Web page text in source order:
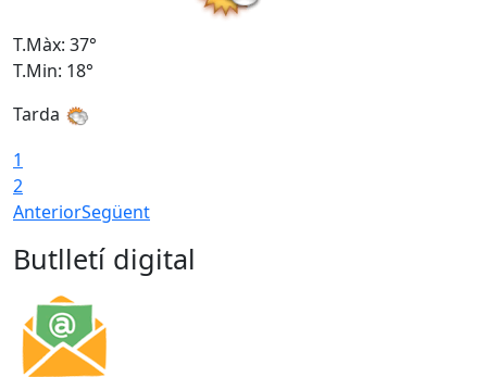
T.Màx: 37°
T.Min: 18°
Tarda
1
2
AnteriorSegüent
Butlletí digital